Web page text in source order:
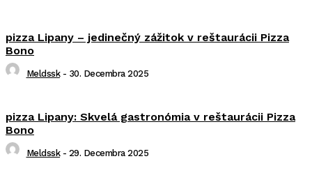
pizza Lipany – jedinečný zážitok v reštaurácii Pizza
Bono
Meldssk - 30. Decembra 2025
pizza Lipany: Skvelá gastronómia v reštaurácii Pizza
Bono
Meldssk - 29. Decembra 2025